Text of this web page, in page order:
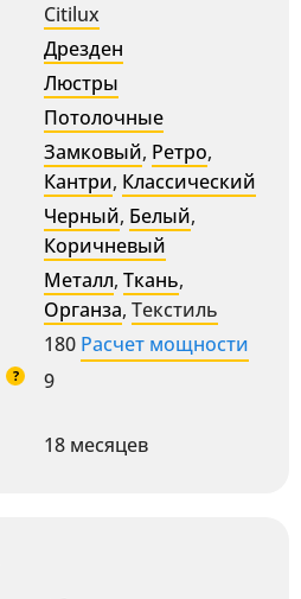
Citilux
Дрезден
Люстры
Потолочные
Замковый, Ретро,
Кантри, Классический
Черный, Белый,
Коричневый
Металл, Ткань,
Органза, Текстиль
180 Расчет мощности
? 9
18 месяцев